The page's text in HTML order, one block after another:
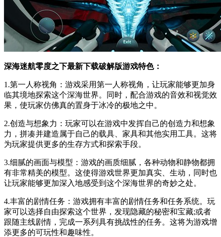
深海迷航零度之下最新下载破解版游戏特色：
1.第一人称视角：游戏采用第一人称视角，让玩家能够更加身
临其境地探索这个深海世界。同时，配合游戏的音效和视觉效
果，使玩家仿佛真的置身于冰冷的极地之中。
2.创造与想象力：玩家可以在游戏中发挥自己的创造力和想象
力，拼凑并建造属于自己的载具、家具和其他实用工具。这将
为玩家提供更多的生存方式和探索手段。
3.细腻的画面与模型：游戏的画质细腻，各种动物和静物都拥
有非常精美的模型。这使得游戏世界更加真实、生动，同时也
让玩家能够更加深入地感受到这个深海世界的奇妙之处。
4.丰富的剧情任务：游戏拥有丰富的剧情任务和任务系统。玩
家可以选择自由探索这个世界，发现隐藏的秘密和宝藏;或者
跟随主线剧情，完成一系列具有挑战性的任务。这将为游戏增
添更多的可玩性和趣味性。